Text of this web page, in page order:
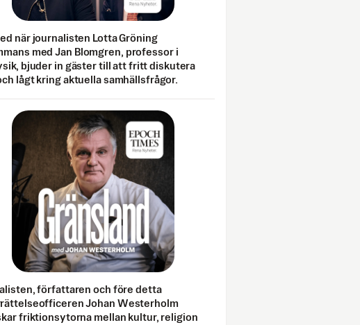
när journalisten Lotta Gröning
med Jan Blomgren, professor i
bjuder in gäster till att fritt diskutera
lågt kring aktuella samhällsfrågor.
författaren och före detta
Johan Westerholm
friktionsytorna mellan kultur, religion